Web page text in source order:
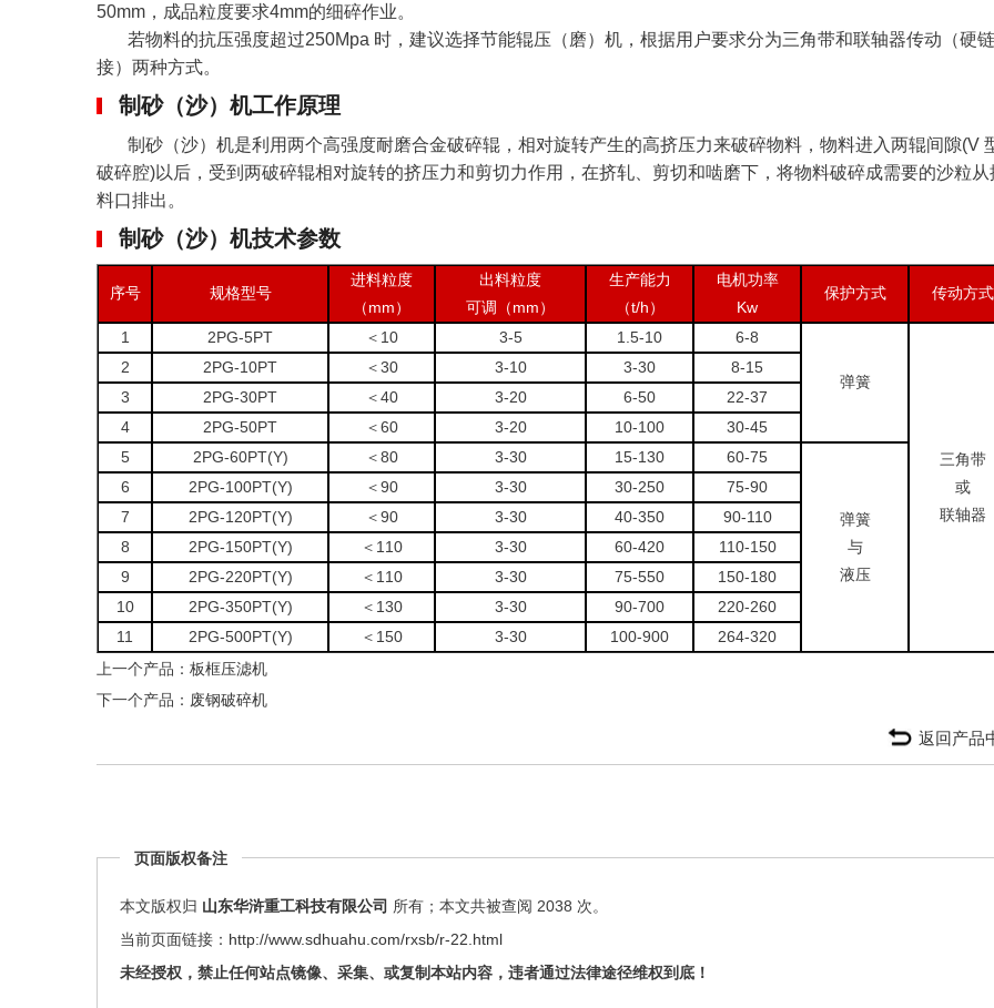
50mm，成品粒度要求4mm的细碎作业。
若物料的抗压强度超过250Mpa 时，建议选择节能辊压（磨）机，根据用户要求分为三角带和联轴器传动（硬链
接）两种方式。
制砂（沙）机工作原理
制砂（沙）机是利用两个高强度耐磨合金破碎辊，相对旋转产生的高挤压力来破碎物料，物料进入两辊间隙(V
破碎腔)以后，受到两破碎辊相对旋转的挤压力和剪切力作用，在挤轧、剪切和啮磨下，将物料破碎成需要的沙粒从
料口排出。
制砂（沙）机技术参数
序号 规格型号
进料粒度
（mm）
出料粒度
可调（mm）
生产能力
（t/h）
电机功率
Kw
保护方式 传动方式
1 2PG-5PT ＜10 3-5 1.5-10 6-8
弹簧
三角带
或
联轴器
2 2PG-10PT ＜30 3-10 3-30
8-15
3
2PG-30PT ＜40 3-20 6-50
22-37
4
2PG-50PT ＜60 3-20 10-100
30-45
5
2PG-60PT(Y) ＜80 3-30 15-130 60-75
弹簧
与
液压
6 2PG-100PT(Y) ＜90 3-30 30-250
75-90
7
2PG-120PT(Y) ＜90 3-30 40-350
90-110
8
2PG-150PT(Y) ＜110 3-30 60-420
110-150
9
2PG-220PT(Y) ＜110 3-30 75-550
150-180
10
2PG-350PT(Y) ＜130 3-30 90-700
220-260
11
2PG-500PT(Y) ＜150 3-30 100-900
264-320
上一个产品： 板框压滤机
下一个产品： 废钢破碎机
返回产品
页面版权备注
本文版权归 山东华浒重工科技有限公司 所有；本文共被查阅 2038 次。
当前页面链接： http://www.sdhuahu.com/rxsb/r-22.html
未经授权，禁止任何站点镜像、采集、或复制本站内容，违者通过法律途径维权到底！